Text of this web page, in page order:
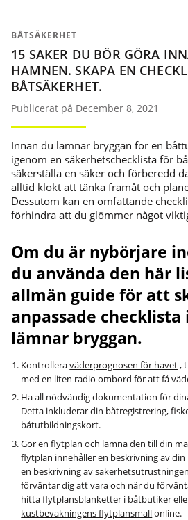
BÅTSÄKERHET
15 SAKER DU BÖR GÖRA
HAMNEN. SKAPA EN
BÅTSÄKERHET.
Publicerat på December 8, 2021
Innan du lämnar bryggan för en
igenom en säkerhetschecklista för
säkerställa en säker och förberedd
alltid klokt att tänka framåt och
Dessutom kan en omfattande
förhindra att du glömmer något
Om du är nybörjare
du använda den här
allmän guide för att
anpassade checklista
lämnar bryggan.
Kontrolleraväderprognosen för havet,
med en liten radio ombord för att få
Ha all nödvändig dokumentation för
Detta inkluderar din båtregistrering,
båtutbildningskort.
Gör enflytplan och lämna den till din
flytplan innehåller en beskrivning av
en beskrivning av
förväntar dig att vara och när du
hitta flytplansblanketter i båtbutiker
kustbevakningens flytplansmallonline.